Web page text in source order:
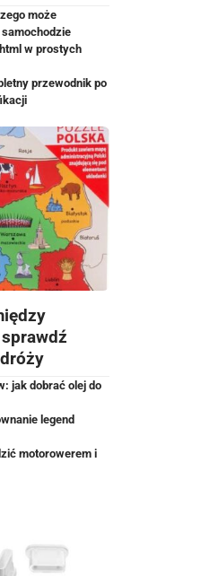
może
w prostych
przewodnik po
jak dobrać olej do
legend
motorowerem i